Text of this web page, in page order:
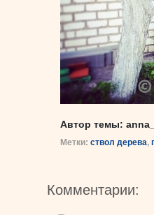
Автор темы:
Метки: ствол дерева,
Комментарии: